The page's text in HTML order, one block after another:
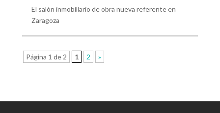
El salón inmobiliario de obra nueva referente en
Zaragoza
Página 1 de 2 1 2 »